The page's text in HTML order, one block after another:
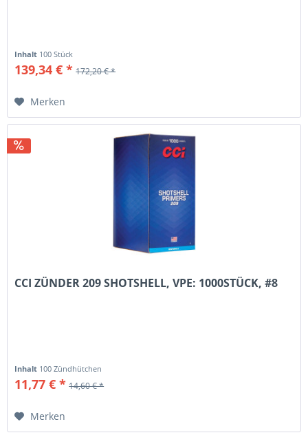
Inhalt 100 Stück
139,34 € * 172,20 € *
Merken
CCI ZÜNDER 209 SHOTSHELL, VPE: 1000STÜCK, #8
Inhalt 100 Zündhütchen
11,77 € * 14,60 € *
Merken